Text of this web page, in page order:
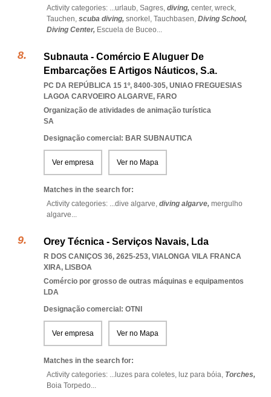
Activity categories: ...urlaub, Sagres, diving, center, wreck,
Tauchen, scuba diving, snorkel, Tauchbasen, Diving School,
Diving Center, Escuela de Buceo...
Subnauta - Comércio E Aluguer De
Embarcações E Artigos Náuticos, S.a.
PC DA REPÚBLICA 15 1º, 8400-305, UNIAO FREGUESIAS
LAGOA CARVOEIRO ALGARVE, FARO
Organização de atividades de animação turística
SA
Designação comercial: BAR SUBNAUTICA
Ver empresa Ver no Mapa
Matches in the search for:
Activity categories: ...dive algarve, diving algarve, mergulho
algarve...
Orey Técnica - Serviços Navais, Lda
R DOS CANIÇOS 36, 2625-253, VIALONGA VILA FRANCA
XIRA, LISBOA
Comércio por grosso de outras máquinas e equipamentos
LDA
Designação comercial: OTNI
Ver empresa Ver no Mapa
Matches in the search for:
Activity categories: ... luzes para coletes, luz para bóia, Torches,
Boia Torpedo...